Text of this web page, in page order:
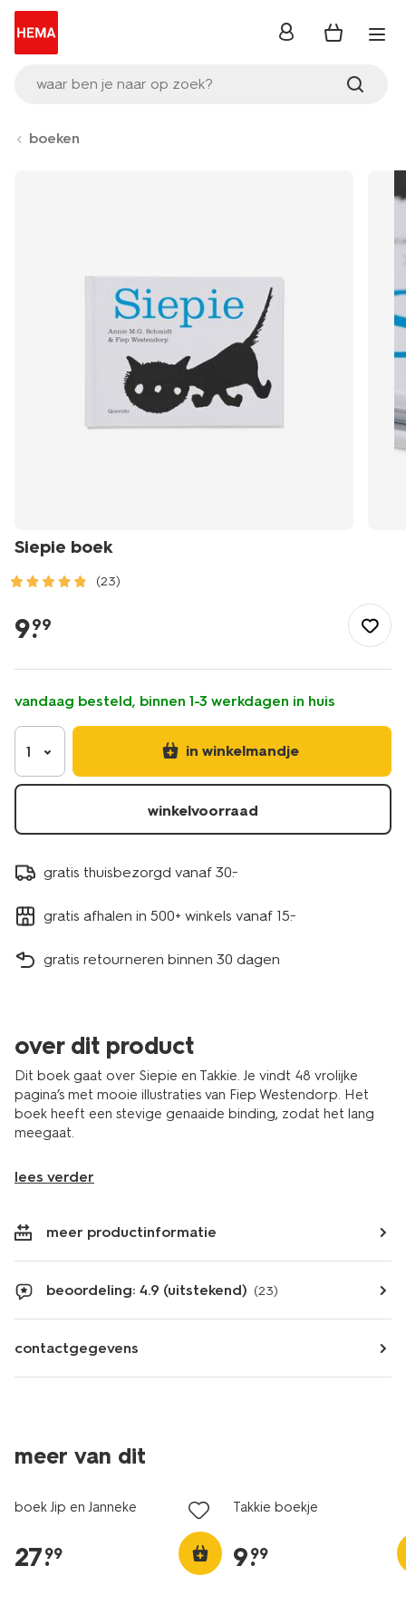
waar ben je naar op zoek?
inloggen
boeken
Siepie boek
(23)
hobby/boeken/siepie-
boek-
9.
99
vandaag besteld, binnen 1-3 werkdagen in huis
1 in winkelmandje
winkelvoorraad
gratis thuisbezorgd vanaf 30.-
gratis afhalen in 500+ winkels vanaf 15.-
gratis retourneren binnen 30 dagen
over dit product
Dit boek gaat over Siepie en Takkie. Je vindt 48 vrolijke
pagina’s met mooie illustraties van Fiep Westendorp. Het
boek heeft een stevige genaaide binding, zodat het lang
meegaat.
lees verder
meer productinformatie
beoordeling: 4.9 (uitstekend) (23)
contactgegevens
meer van dit
boek Jip en Janneke
27.
99
Takkie boekje
9.
99